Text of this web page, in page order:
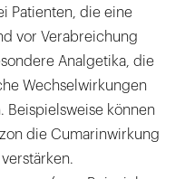
Patienten, die eine
vor Verabreichung
Analgetika, die
Wechselwirkungen
Beispielsweise können
die Cumarinwirkung